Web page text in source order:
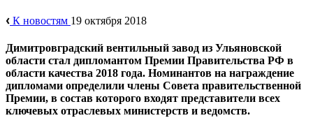
К новостям 19 октября 2018
Димитровградский вентильный завод из Ульяновской
области стал дипломантом Премии Правительства РФ в
области качества 2018 года. Номинантов на награждение
дипломами определили члены Совета правительственной
Премии, в состав которого входят представители всех
ключевых отраслевых министерств и ведомств.